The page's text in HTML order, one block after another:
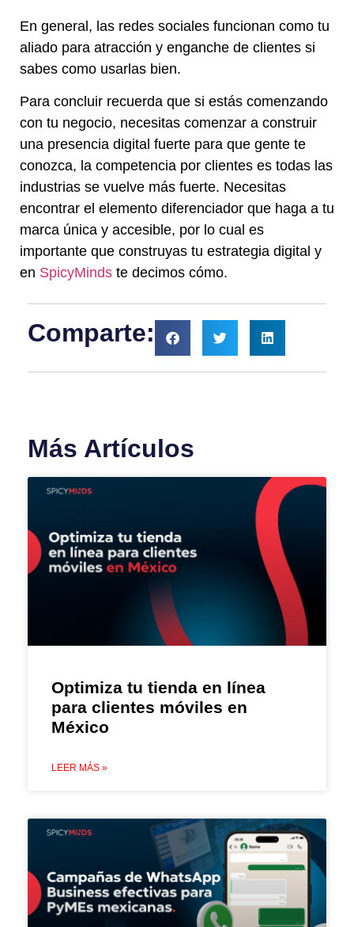
En general, las redes sociales funcionan como tu
aliado para atracción y enganche de clientes si
sabes como usarlas bien.
Para concluir recuerda que si estás comenzando
con tu negocio, necesitas comenzar a construir
una presencia digital fuerte para que gente te
conozca, la competencia por clientes es todas las
industrias se vuelve más fuerte. Necesitas
encontrar el elemento diferenciador que haga a tu
marca única y accesible, por lo cual es
importante que construyas tu estrategia digital y
en SpicyMinds te decimos cómo.
Comparte:
Más Artículos
Optimiza tu tienda en línea
para clientes móviles en
México
LEER MÁS »